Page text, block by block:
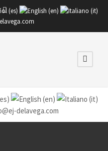
delavega.com